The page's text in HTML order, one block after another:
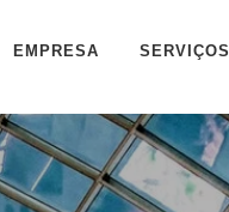
EMPRESA SERVIÇOS